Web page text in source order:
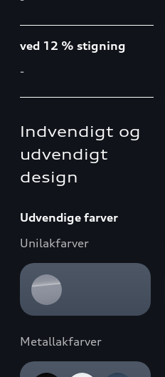
ved 12 % stigning
-
Indvendigt og
udvendigt
design
Udvendige farver
Unilakfarver
Metallakfarver